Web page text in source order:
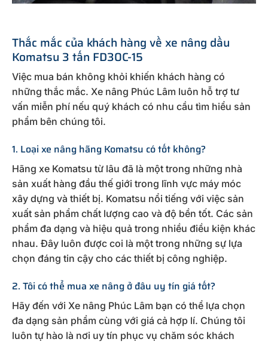
Thắc mắc của khách hàng về xe nâng dầu
Komatsu 3 tấn FD30C-15
Việc mua bán không khỏi khiến khách hàng có
những thắc mắc. Xe nâng Phúc Lâm luôn hỗ trợ tư
vấn miễn phí nếu quý khách có nhu cầu tìm hiểu sản
phẩm bên chúng tôi.
1. Loại xe nâng hãng Komatsu có tốt không?
Hãng xe Komatsu từ lâu đã là một trong những nhà
sản xuất hàng đầu thế giới trong lĩnh vực máy móc
xây dựng và thiết bị. Komatsu nổi tiếng với việc sản
xuất sản phẩm chất lượng cao và độ bền tốt. Các sản
phẩm đa dạng và hiệu quả trong nhiều điều kiện khác
nhau. Đây luôn được coi là một trong những sự lựa
chọn đáng tin cậy cho các thiết bị công nghiệp.
2. Tôi có thể mua xe nâng ở đâu uy tín giá tốt?
Hãy đến với Xe nâng Phúc Lâm bạn có thể lựa chọn
đa dạng sản phẩm cùng với giá cả hợp lí. Chúng tôi
luôn tự hào là nơi uy tín phục vụ chăm sóc khách